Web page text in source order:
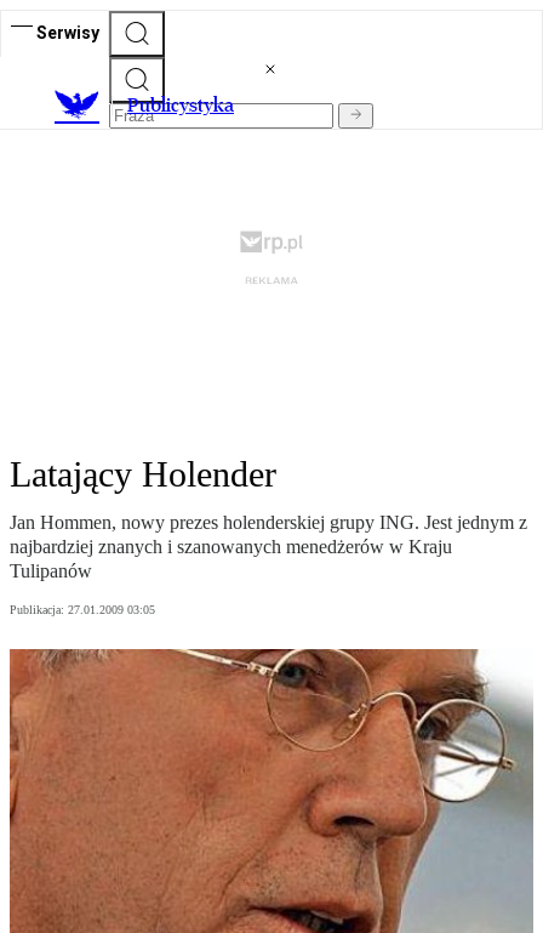
Serwisy
Publicystyka
Latający Holender
Jan Hommen, nowy prezes holenderskiej grupy ING. Jest jednym z
najbardziej znanych i szanowanych menedżerów w Kraju
Tulipanów
Publikacja: 27.01.2009 03:05